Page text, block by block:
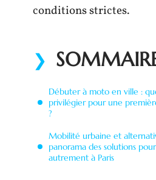
conditions strictes.
Débuter à moto en ville :
privilégier pour une
?
Mobilité urbaine et
panorama des solutions
autrement à Paris